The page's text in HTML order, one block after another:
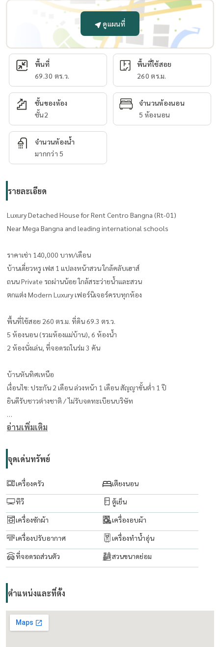
ดูแผนที่
พื้นที่
69.30 ตร.ว.
พื้นที่ใช้สอย
260 ตร.ม.
ชั้นของห้อง
ชั้น2
จำนวนห้องนอน
5 ห้องนอน
จำนวนห้องน้ำ
มากกว่า 5
รายละเอียด
Luxury Detached House for Rent Centro Bangna (Rt-01)
Near Mega Bangna and leading international schools
ราคาเช่า 140,000 บาท/เดือน
บ้านเดี่ยวหรู เฟส 1 แปลงหน้าสวน ใกล้คลับเฮาส์
ถนน Private รถผ่านน้อย ใกล้สระว่ายน้ำและสวน
ตกแต่ง Modern Luxury เฟอร์นิเจอร์ครบทุกห้อง
พื้นที่ใช้สอย 260 ตร.ม. ที่ดิน 69.3 ตร.ว.
5 ห้องนอน (รวมห้องแม่บ้าน), 6 ห้องน้ำ
2 ห้องนั่งเล่น, ที่จอดรถในร่ม 3 คัน
บ้านหันทิศเหนือ
เงื่อนไข: ประกัน 2 เดือน ล่วงหน้า 1 เดือน สัญญาขั้นต่ำ 1 ปี
ยินดีรับชาวต่างชาติ / ไม่รับจดทะเบียนบริษัท
เครื่องใช้ไฟฟ้า
ทีวี 75 นิ้ว และ 43 นิ้ว
เครื่องทำน้ำอุ่น 2, เครื่องทำน้ำร้อน 1
ตู้เย็น, เตาไฟฟ้า, ไมโครเวฟ
ประตูรั้วไฟฟ้า, เครื่องซักผ้า 2 เครื่อง
Rent: THB 140,000 per month
Luxury detached house, Phase 1, garden-front plot near the
clubhouse
Modern Luxury design, fully furnished
Usable area 260 sq.m., land 69.3 sq.wah
5 bedrooms (including maid’s room), 6 bathrooms
อ่านเพิ่มเติม
จุดเด่นทรัพย์
เครื่องครัว เตียงนอน
ทีวี ตู้เย็น
เครื่องซักผ้า เครื่องอบผ้า
เครื่องปรับอากาศ เครื่องทำน้ำอุ่น
ที่จอดรถส่วนตัว สวนขนาดย่อม
ตำแหน่งและที่ตั้ง